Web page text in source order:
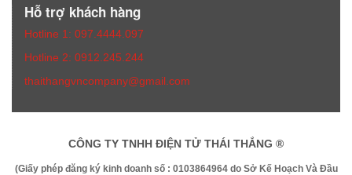
Hỗ trợ khách hàng
Hotline 1: 097.4444.097
Hotline 2: 0912.245.244
thaithangvncompany@gmail.com
CÔNG TY TNHH ĐIỆN TỬ THÁI THẮNG ®
(Giấy phép đăng ký kinh doanh số : 0103864964 do Sở Kế Hoạch Và Đầu